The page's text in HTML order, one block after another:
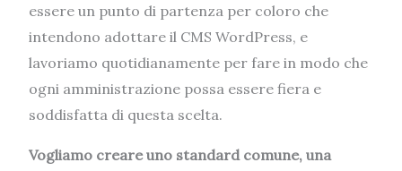
essere un punto di partenza per coloro che
intendono adottare il CMS WordPress, e
lavoriamo quotidianamente per fare in modo che
ogni amministrazione possa essere fiera e
soddisfatta di questa scelta.
Vogliamo creare uno standard comune, una